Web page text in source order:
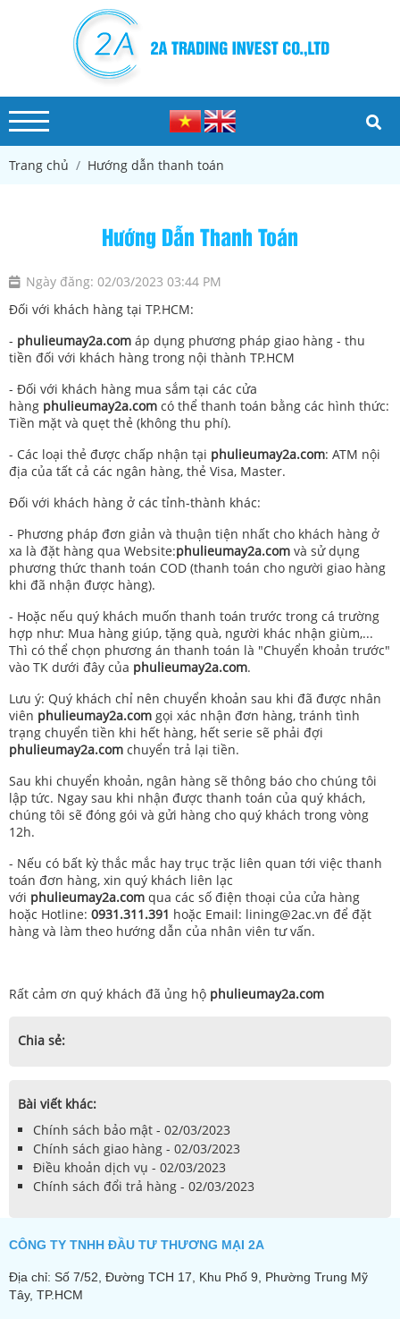
Trang chủ Hướng dẫn thanh toán
Hướng Dẫn Thanh Toán
Ngày đăng: 02/03/2023 03:44 PM
Đối với khách hàng tại TP.HCM:
- phulieumay2a.com áp dụng phương pháp giao hàng - thu
tiền đối với khách hàng trong nội thành TP.HCM
- Đối với khách hàng mua sắm tại các cửa
hàng phulieumay2a.com có thể thanh toán bằng các hình thức:
Tiền mặt và quẹt thẻ (không thu phí).
- Các loại thẻ được chấp nhận tại phulieumay2a.com: ATM nội
địa của tất cả các ngân hàng, thẻ Visa, Master.
Đối với khách hàng ở các tỉnh-thành khác:
- Phương pháp đơn giản và thuận tiện nhất cho khách hàng ở
xa là đặt hàng qua Website:phulieumay2a.com và sử dụng
phương thức thanh toán COD (thanh toán cho người giao hàng
khi đã nhận được hàng).
- Hoặc nếu quý khách muốn thanh toán trước trong cá trường
hợp như: Mua hàng giúp, tặng quà, người khác nhận giùm,...
Thì có thể chọn phương án thanh toán là "Chuyển khoản trước"
vào TK dưới đây của phulieumay2a.com.
Lưu ý: Quý khách chỉ nên chuyển khoản sau khi đã được nhân
viên phulieumay2a.com gọi xác nhận đơn hàng, tránh tình
trạng chuyển tiền khi hết hàng, hết serie sẽ phải đợi
phulieumay2a.com chuyển trả lại tiền.
Sau khi chuyển khoản, ngân hàng sẽ thông báo cho chúng tôi
lập tức. Ngay sau khi nhận được thanh toán của quý khách,
chúng tôi sẽ đóng gói và gửi hàng cho quý khách trong vòng
12h.
- Nếu có bất kỳ thắc mắc hay trục trặc liên quan tới việc thanh
toán đơn hàng, xin quý khách liên lạc
với phulieumay2a.com qua các số điện thoại của cửa hàng
hoặc Hotline: 0931.311.391 hoặc Email: lining@2ac.vn để đặt
hàng và làm theo hướng dẫn của nhân viên tư vấn.
Rất cảm ơn quý khách đã ủng hộ phulieumay2a.com
Chia sẻ:
Bài viết khác:
Chính sách bảo mật - 02/03/2023
Chính sách giao hàng - 02/03/2023
Điều khoản dịch vụ - 02/03/2023
Chính sách đổi trả hàng - 02/03/2023
CÔNG TY TNHH ĐẦU TƯ THƯƠNG MẠI 2A
Địa chỉ: Số 7/52, Đường TCH 17, Khu Phố 9, Phường Trung Mỹ
Tây, TP.HCM